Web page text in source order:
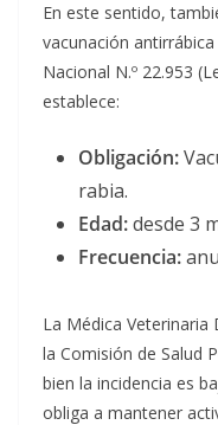
En este sentido,
vacunación
Nacional N.º 22.953
establece:
Obligación:
rabia.
Edad:desde 3
Frecuencia:
La Médica Veterinaria
la Comisión de Salud
bien la incidencia es
obliga a mantener